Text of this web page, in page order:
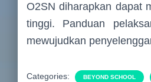
O2SN diharapkan dapat
tinggi. Panduan
mewujudkan
Categories: BEYOND SCHOOL